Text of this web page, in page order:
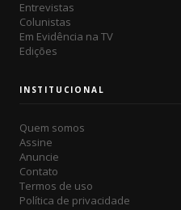
Entrevistas
Colunistas
Em Evidência na TV
Edições
INSTITUCIONAL
Quem somos
Assine
Anuncie
Contato
Termos de uso
Política de privacidade